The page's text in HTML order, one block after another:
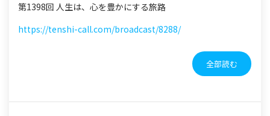
第1398回 人生は、心を豊かにする旅路
https://tenshi-call.com/broadcast/8288/
全部読む